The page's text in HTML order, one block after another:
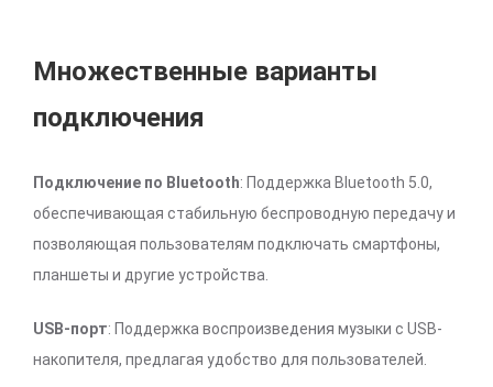
Множественные варианты
подключения
Подключение по Bluetooth: Поддержка Bluetooth 5.0,
обеспечивающая стабильную беспроводную передачу и
позволяющая пользователям подключать смартфоны,
планшеты и другие устройства.
USB-порт: Поддержка воспроизведения музыки с USB-
накопителя, предлагая удобство для пользователей.